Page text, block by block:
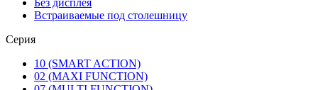
Без дисплея
Встраиваемые под столешницу
Серия
10 (SMART ACTION)
02 (MAXI FUNCTION)